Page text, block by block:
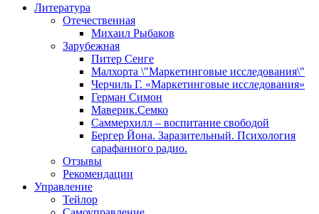
Литература
Отечественная
Михаил Рыбаков
Зарубежная
Питер Сенге
Малхорта \"Маркетинговые исследования\"
Черчиль Г. «Маркетинговые исследования»
Герман Симон
Маверик.Семко
Саммерхилл – воспитание свободой
Бергер Йона. Заразительный. Психология
сарафанного радио.
Отзывы
Рекомендации
Управление
Тейлор